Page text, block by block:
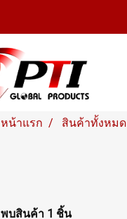
หน้าแรก สินค้าทั้งหมด
พบสินค้า 1 ชิ้น